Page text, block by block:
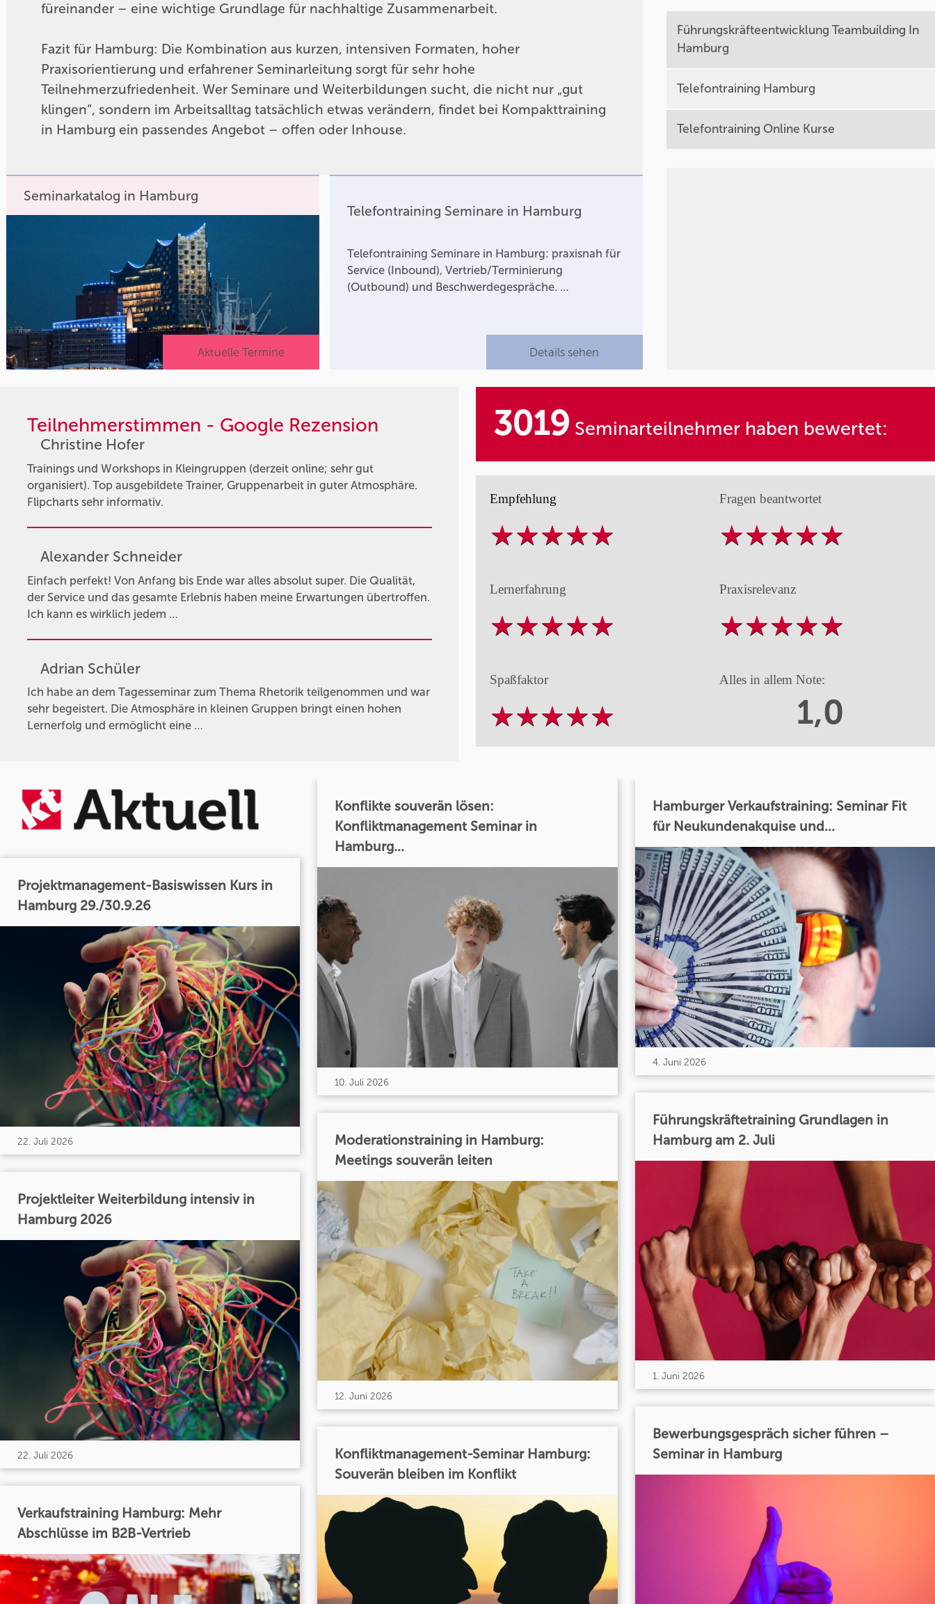
füreinander – eine wichtige Grundlage für nachhaltige Zusammenarbeit.
Fazit für Hamburg: Die Kombination aus kurzen, intensiven Formaten, hoher
Praxisorientierung und erfahrener Seminarleitung sorgt für sehr hohe
Teilnehmerzufriedenheit. Wer Seminare und Weiterbildungen sucht, die nicht nur „gut
klingen“, sondern im Arbeitsalltag tatsächlich etwas verändern, findet bei Kompakttraining
in Hamburg ein passendes Angebot – offen oder Inhouse.
Seminarkatalog in Hamburg
Aktuelle Termine
Telefontraining Seminare in Hamburg
Telefontraining Seminare in Hamburg: praxisnah für
Service (Inbound), Vertrieb/Terminierung
(Outbound) und Beschwerdegespräche. …
Details sehen
Führungskräfteentwicklung Teambuilding In
Hamburg
Telefontraining Hamburg
Telefontraining Online Kurse
Teilnehmerstimmen - Google Rezension
Christine Hofer
Trainings und Workshops in Kleingruppen (derzeit online; sehr gut
organisiert). Top ausgebildete Trainer, Gruppenarbeit in guter Atmosphäre.
Flipcharts sehr informativ.
Alexander Schneider
Einfach perfekt! Von Anfang bis Ende war alles absolut super. Die Qualität,
der Service und das gesamte Erlebnis haben meine Erwartungen übertroffen.
Ich kann es wirklich jedem …
Adrian Schüler
Ich habe an dem Tagesseminar zum Thema Rhetorik teilgenommen und war
sehr begeistert. Die Atmosphäre in kleinen Gruppen bringt einen hohen
Lernerfolg und ermöglicht eine …
3019 Seminarteilnehmer haben bewertet:
Empfehlung Fragen beantwortet
Lernerfahrung Praxisrelevanz
Spaßfaktor Alles in allem Note:
1,0
Projektmanagement-Basiswissen Kurs in
Hamburg 29./30.9.26
22. Juli 2026
Projektleiter Weiterbildung intensiv in
Hamburg 2026
22. Juli 2026
Verkaufstraining Hamburg: Mehr
Abschlüsse im B2B-Vertrieb
Konflikte souverän lösen:
Konfliktmanagement Seminar in
Hamburg...
10. Juli 2026
Moderationstraining in Hamburg:
Meetings souverän leiten
12. Juni 2026
Konfliktmanagement-Seminar Hamburg:
Souverän bleiben im Konflikt
Hamburger Verkaufstraining: Seminar Fit
für Neukundenakquise und...
4. Juni 2026
Führungskräftetraining Grundlagen in
Hamburg am 2. Juli
1. Juni 2026
Bewerbungsgespräch sicher führen –
Seminar in Hamburg